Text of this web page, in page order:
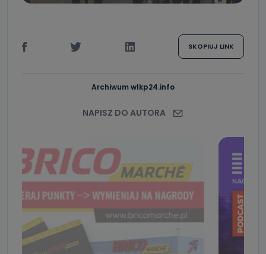
SKOPIUJ LINK
Archiwum wlkp24.info
NAPISZ DO AUTORA